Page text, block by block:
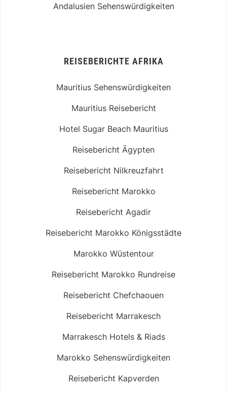
Andalusien Sehenswürdigkeiten
REISEBERICHTE AFRIKA
Mauritius Sehenswürdigkeiten
Mauritius Reisebericht
Hotel Sugar Beach Mauritius
Reisebericht Ägypten
Reisebericht Nilkreuzfahrt
Reisebericht Marokko
Reisebericht Agadir
Reisebericht Marokko Königsstädte
Marokko Wüstentour
Reisebericht Marokko Rundreise
Reisebericht Chefchaouen
Reisebericht Marrakesch
Marrakesch Hotels & Riads
Marokko Sehenswürdigkeiten
Reisebericht Kapverden